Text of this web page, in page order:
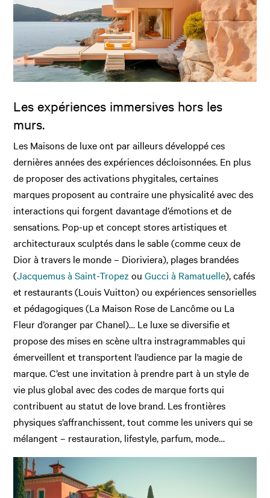
Les expériences immersives hors les
murs.
Les Maisons de luxe ont par ailleurs développé ces
dernières années des expériences décloisonnées. En plus
de proposer des activations phygitales, certaines
marques proposent au contraire une physicalité avec des
interactions qui forgent davantage d’émotions et de
sensations. Pop-up et concept stores artistiques et
architecturaux sculptés dans le sable (comme ceux de
Dior à travers le monde – Dioriviera), plages brandées
(Jacquemus à Saint-Tropez ouGucci à Ramatuelle), cafés
et restaurants (Louis Vuitton) ou expériences sensorielles
et pédagogiques (La Maison Rose de Lancôme ou La
Fleur d’oranger par Chanel)… Le luxe se diversifie et
propose des mises en scène ultra instragrammables qui
émerveillent et transportent l’audience par la magie de
marque. C’est une invitation à prendre part à un style de
vie plus global avec des codes de marque forts qui
contribuent au statut de love brand. Les frontières
physiques s’affranchissent, tout comme les univers qui se
mélangent – restauration, lifestyle, parfum, mode…